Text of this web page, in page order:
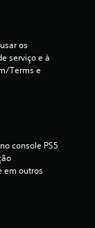
c
õ
e
os
serviço e à
Terms e
console PS5
em outros